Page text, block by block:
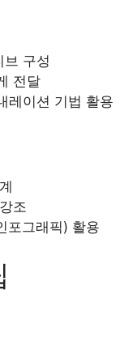
브 구성
전달
레이션 기법 활용
조
포그래픽) 활용